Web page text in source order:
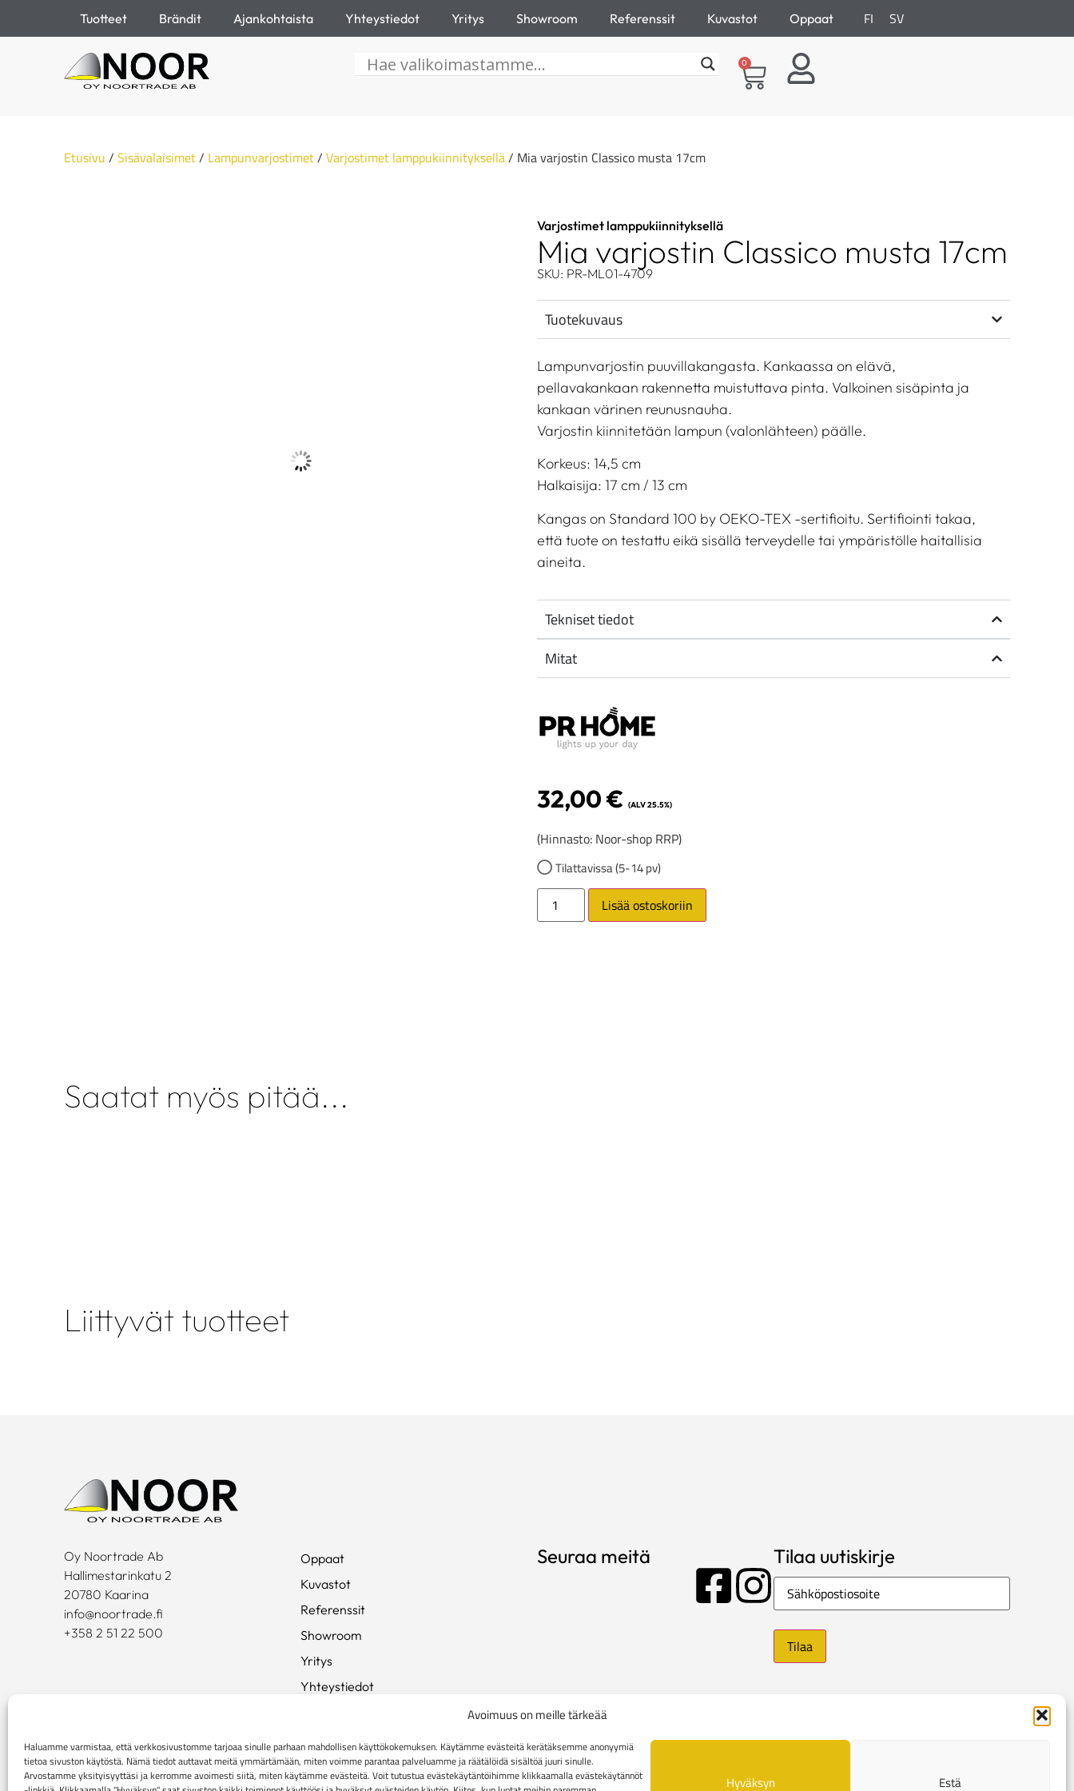
Avoimuus on meille tärkeää
Haluamme varmistaa, että verkkosivustomme tarjoaa sinulle parhaan mahdollisen käyttökokemuksen. Käytämme evästeitä kerätäksemme anonyymiä
tietoa sivuston käytöstä. Nämä tiedot auttavat meitä ymmärtämään, miten voimme parantaa palveluamme ja räätälöidä sisältöä juuri sinulle.
Arvostamme yksityisyyttäsi ja kerromme avoimesti siitä, miten käytämme evästeitä. Voit tutustua evästekäytäntöihimme klikkaamalla evästekäytännöt
Hyväksyn Estä
Tuotteet Brändit Ajankohtaista Yhteystiedot Yritys Showroom Referenssit Kuvastot Oppaat FI SV
0
Etusivu / Sisävalaisimet/ Lampunvarjostimet/ Varjostimet lamppukiinnityksellä/ Mia varjostin Classico musta 17cm
Varjostimet lamppukiinnityksellä
Mia varjostin Classico musta 17cm
SKU: PR-ML01-4709
Tuotekuvaus
Lampunvarjostin puuvillakangasta. Kankaassa on elävä,
pellavakankaan rakennetta muistuttava pinta. Valkoinen sisäpinta ja
kankaan värinen reunusnauha.
Varjostin kiinnitetään lampun (valonlähteen) päälle.
Korkeus: 14,5 cm
Halkaisija: 17 cm / 13 cm
Kangas on Standard 100 by OEKO-TEX -sertifioitu. Sertifiointi takaa,
että tuote on testattu eikä sisällä terveydelle tai ympäristölle haitallisia
aineita.
Tekniset tiedot
Mitat
32,00€ (ALV 25.5%)
(Hinnasto: Noor-shop RRP)
Tilattavissa (5-14 pv)
Lisää ostoskoriin
Saatat myös pitää...
Liittyvät tuotteet
Oy Noortrade Ab
Hallimestarinkatu 2
20780 Kaarina
info@noortrade.fi
+358 2 51 22 500
Oppaat
Kuvastot
Referenssit
Showroom
Yritys
Yhteystiedot
Mediapankki
Seuraa meitä Tilaa uutiskirje
Sähköposti